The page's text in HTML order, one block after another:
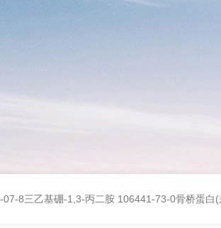
07-8三乙基硼-1,3-丙二胺 106441-73-0骨桥蛋白